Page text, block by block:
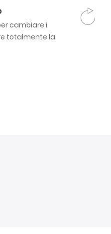
cambiare i
totalmente la